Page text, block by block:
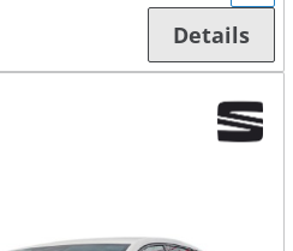
Details